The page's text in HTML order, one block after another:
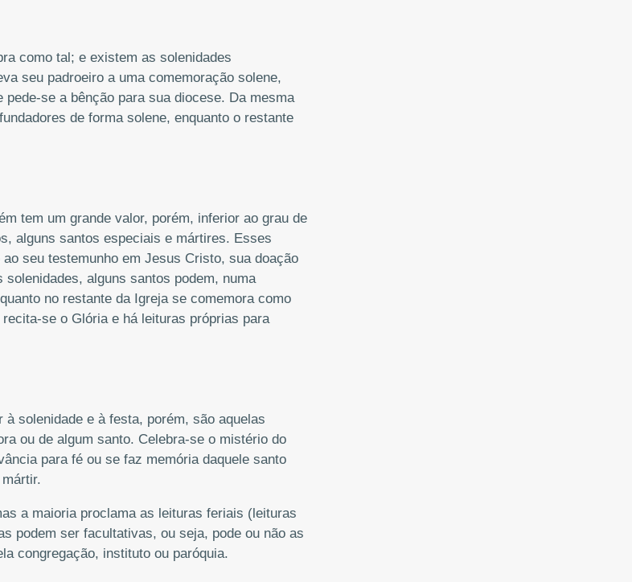
como tal; e existem as solenidades
seu padroeiro a uma comemoração solene,
se a bênção para sua diocese. Da mesma
de forma solene, enquanto o restante
tem um grande valor, porém, inferior ao grau de
alguns santos especiais e mártires. Esses
seu testemunho em Jesus Cristo, sua doação
alguns santos podem, numa
no restante da Igreja se comemora como
se o Glória e há leituras próprias para
solenidade e à festa, porém, são aquelas
ou de algum santo. Celebra-se o mistério do
para fé ou se faz memória daquele santo
a maioria proclama as leituras feriais (leituras
podem ser facultativas, ou seja, pode ou não as
congregação, instituto ou paróquia.